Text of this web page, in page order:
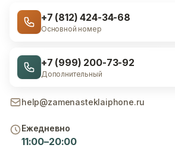
+7 (812) 424-34-68
Основной номер
+7 (999) 200-73-92
Дополнительный
help@zamenasteklaiphone.ru
Ежедневно
11:00–20:00